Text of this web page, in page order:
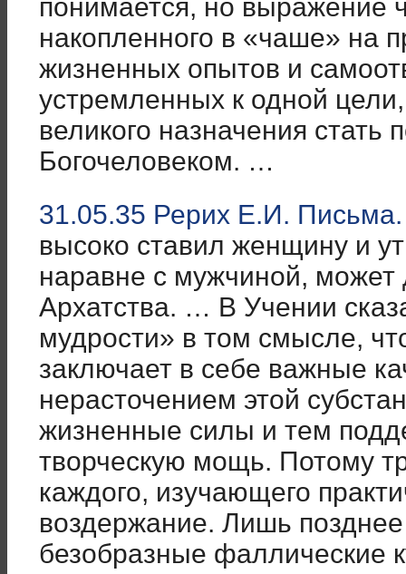
понимается, но выражение
накопленного в «чаше» на
жизненных опытов и
устремленных к одной
великого назначения
Богочеловеком. …
31.05.35 Рерих Е.И. Письма.
высоко ставил женщину и
наравне с мужчиной, может
Архатства. … В Учении
мудрости» в том смысле,
заключает в себе важные
нерасточением этой
жизненные силы и тем
творческую мощь. Потому
каждого, изучающего
воздержание. Лишь
безобразные фаллические